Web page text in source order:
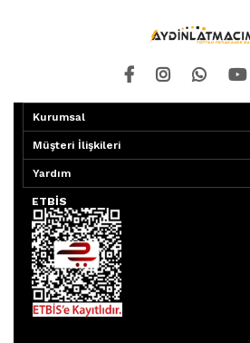
Kurumsal
Müşteri İlişkileri
Yardım
ETBİS